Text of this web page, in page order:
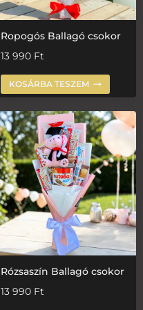
Ropogós Ballagó csokor
13 990 Ft
KOSÁRBA TESZEM
Rózsaszín Ballagó csokor
13 990 Ft